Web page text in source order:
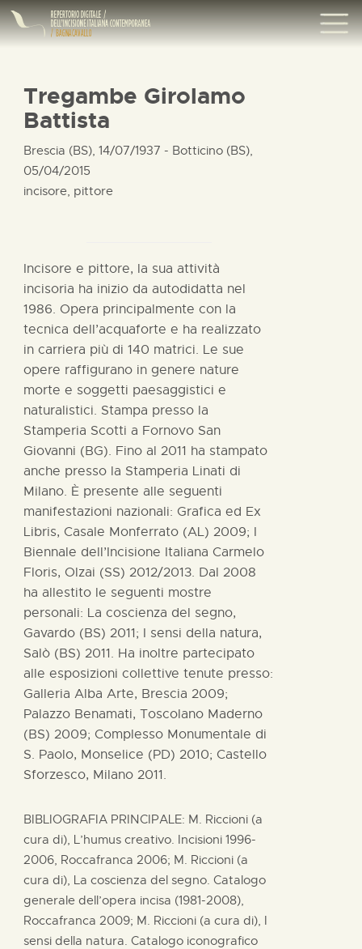
Tregambe Girolamo
Battista
Brescia (BS), 14/07/1937 - Botticino (BS),
05/04/2015
incisore, pittore
Incisore e pittore, la sua attività
incisoria ha inizio da autodidatta nel
1986. Opera principalmente con la
tecnica dell’acquaforte e ha realizzato
in carriera più di 140 matrici. Le sue
opere raffigurano in genere nature
morte e soggetti paesaggistici e
naturalistici. Stampa presso la
Stamperia Scotti a Fornovo San
Giovanni (BG). Fino al 2011 ha stampato
anche presso la Stamperia Linati di
Milano. È presente alle seguenti
manifestazioni nazionali: Grafica ed Ex
Libris, Casale Monferrato (AL) 2009; I
Biennale dell’Incisione Italiana Carmelo
Floris, Olzai (SS) 2012/2013. Dal 2008
ha allestito le seguenti mostre
personali: La coscienza del segno,
Gavardo (BS) 2011; I sensi della natura,
Salò (BS) 2011. Ha inoltre partecipato
alle esposizioni collettive tenute presso:
Galleria Alba Arte, Brescia 2009;
Palazzo Benamati, Toscolano Maderno
(BS) 2009; Complesso Monumentale di
S. Paolo, Monselice (PD) 2010; Castello
Sforzesco, Milano 2011.
BIBLIOGRAFIA PRINCIPALE: M. Riccioni (a
cura di), L’humus creativo. Incisioni 1996-
2006, Roccafranca 2006; M. Riccioni (a
cura di), La coscienza del segno. Catalogo
generale dell’opera incisa (1981-2008),
Roccafranca 2009; M. Riccioni (a cura di), I
sensi della natura. Catalogo iconografico